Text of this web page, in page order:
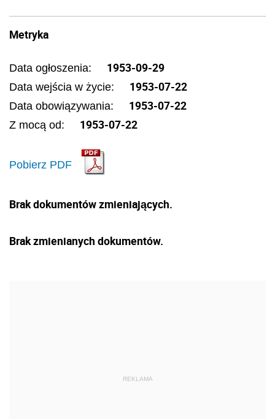
Metryka
Data ogłoszenia: 1953-09-29
Data wejścia w życie: 1953-07-22
Data obowiązywania: 1953-07-22
Z mocą od: 1953-07-22
Pobierz PDF
Brak dokumentów zmieniających.
Brak zmienianych dokumentów.